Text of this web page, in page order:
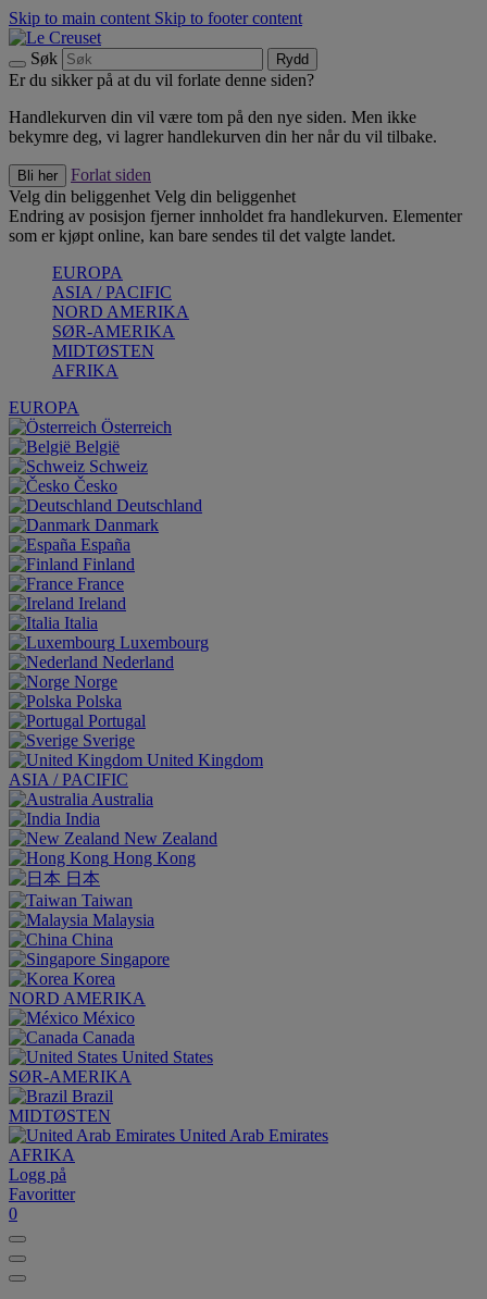
Skip to main content Skip to footer content
Søk Rydd
Er du sikker på at du vil forlate denne siden?
Handlekurven din vil være tom på den nye siden. Men ikke
bekymre deg, vi lagrer handlekurven din her når du vil tilbake.
Bli her
Forlat siden
Velg din beliggenhet Velg din beliggenhet
Endring av posisjon fjerner innholdet fra handlekurven. Elementer
som er kjøpt online, kan bare sendes til det valgte landet.
EUROPA
ASIA / PACIFIC
NORD AMERIKA
SØR-AMERIKA
MIDTØSTEN
AFRIKA
EUROPA
Österreich
België
Schweiz
Česko
Deutschland
Danmark
España
Finland
France
Ireland
Italia
Luxembourg
Nederland
Norge
Polska
Portugal
Sverige
United Kingdom
ASIA / PACIFIC
Australia
India
New Zealand
Hong Kong
日本
Taiwan
Malaysia
China
Singapore
Korea
NORD AMERIKA
México
Canada
United States
SØR-AMERIKA
Brazil
MIDTØSTEN
United Arab Emirates
AFRIKA
Logg på
Favoritter
0